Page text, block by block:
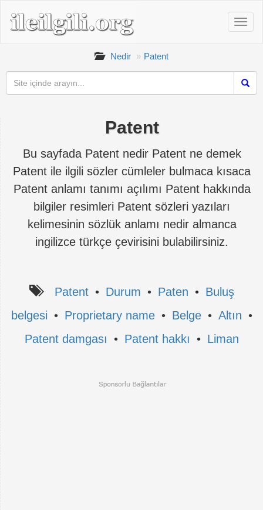
Nedir Patent
Patent
Bu sayfada Patent nedir Patent ne demek
Patent ile ilgili sözler cümleler bulmaca kısaca
Patent anlamı tanımı açılımı Patent hakkında
bilgiler resimleri Patent sözleri yazıları
kelimesinin sözlük anlamı nedir almanca
ingilizce türkçe çevirisini bulabilirsiniz.
Patent • Durum • Paten • Buluş
belgesi • Proprietary name • Belge • Altın •
Patent damgası • Patent hakkı • Liman